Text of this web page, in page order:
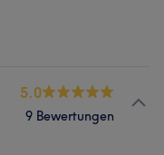
5.0
9 Bewertungen